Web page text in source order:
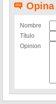
Nombre
Título
Opinion